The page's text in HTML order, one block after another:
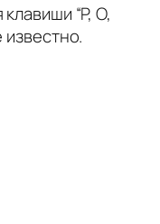
“P, O,